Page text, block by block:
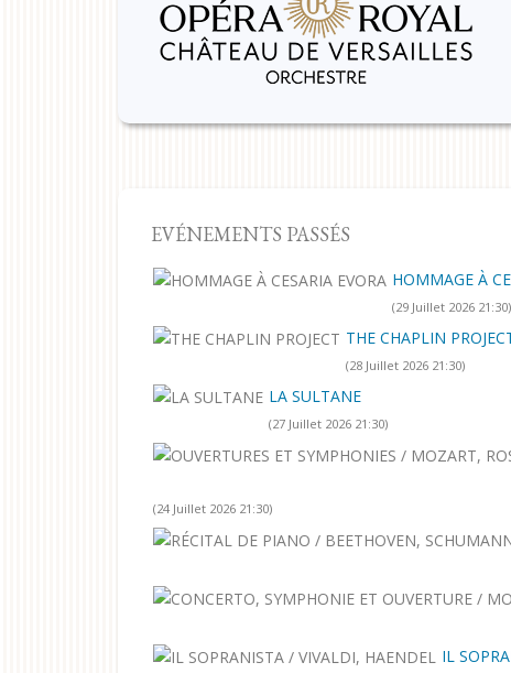
EVÉNEMENTS PASSÉS
HOMMAGE À
(29 Juillet 2026 21:30)
THE CHAPLIN
(28 Juillet 2026 21:30)
LA SULTANE
(27 Juillet 2026 21:30)
(24 Juillet 2026 21:30)
IL